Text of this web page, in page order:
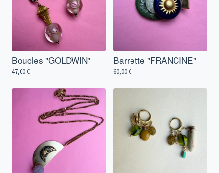
Boucles "GOLDWIN"
47,00€
Barrette "FRANCINE"
60,00€